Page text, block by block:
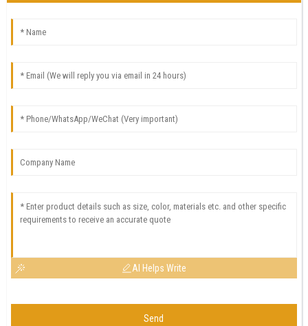
AI Helps Write
Send